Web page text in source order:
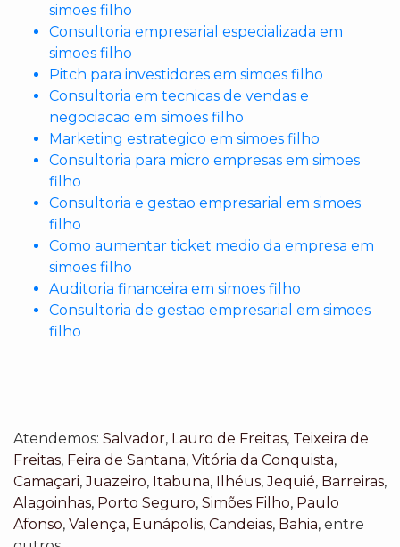
simoes filho
Consultoria empresarial especializada em
simoes filho
Pitch para investidores em simoes filho
Consultoria em tecnicas de vendas e
negociacao em simoes filho
Marketing estrategico em simoes filho
Consultoria para micro empresas em simoes
filho
Consultoria e gestao empresarial em simoes
filho
Como aumentar ticket medio da empresa em
simoes filho
Auditoria financeira em simoes filho
Consultoria de gestao empresarial em simoes
filho
Atendemos: Salvador, Lauro de Freitas, Teixeira de
Freitas, Feira de Santana, Vitória da Conquista,
Camaçari,Juazeiro, Itabuna, Ilhéus,Jequié, Barreiras,
Alagoinhas, Porto Seguro, Simões Filho, Paulo
Afonso, Valença, Eunápolis, Candeias, Bahia, entre